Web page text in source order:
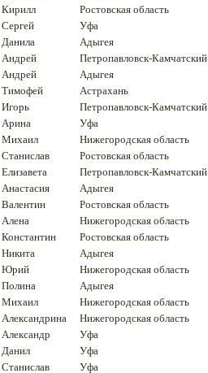
Кирилл Ростовская область
Сергей Уфа
Данила Адыгея
Андрей Петропавловск-Камчатский
Андрей Адыгея
Тимофей Астрахань
Игорь Петропавловск-Камчатский
Арина Уфа
Михаил Нижегородская область
Станислав Ростовская область
Елизавета Петропавловск-Камчатский
Анастасия Адыгея
Валентин Ростовская область
Алена Нижегородская область
Константин Ростовская область
Никита Адыгея
Юрий Нижегородская область
Полина Адыгея
Михаил Нижегородская область
Александрина Нижегородская область
Александр Уфа
Данил Уфа
Станислав Уфа